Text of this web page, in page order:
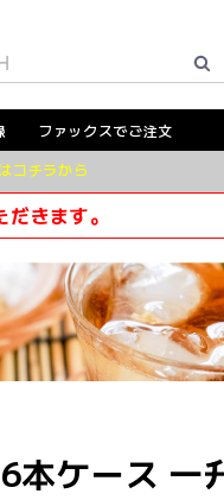
ファックスでご注文
コチラから
きます。
ケース 一